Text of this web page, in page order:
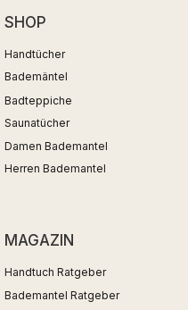
SHOP
Handtücher
Bademäntel
Badteppiche
Saunatücher
Damen Bademantel
Herren Bademantel
MAGAZIN
Handtuch Ratgeber
Bademantel Ratgeber